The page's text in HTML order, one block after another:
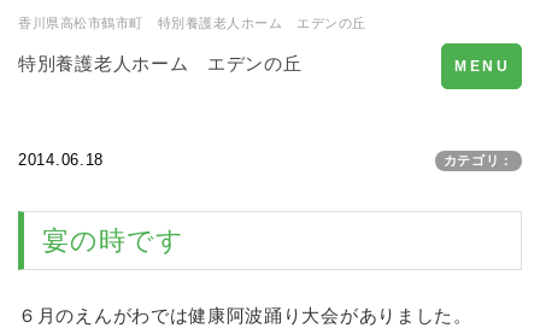
香川県高松市鶴市町 特別養護老人ホーム エデンの丘
特別養護老人ホーム エデンの丘
Toggle
navigation
MENU
2014.06.18 カテゴリ：
宴の時です
６月のえんがわでは健康阿波踊り大会がありました。